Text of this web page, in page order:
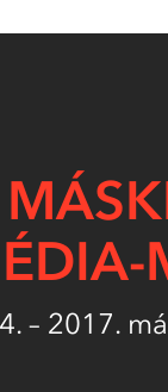
– 2017.